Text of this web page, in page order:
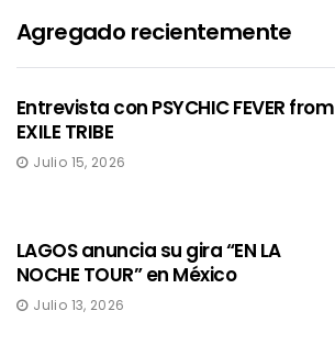
Agregado recientemente
Entrevista con PSYCHIC FEVER from
EXILE TRIBE
Julio 15, 2026
LAGOS anuncia su gira “EN LA
NOCHE TOUR” en México
Julio 13, 2026